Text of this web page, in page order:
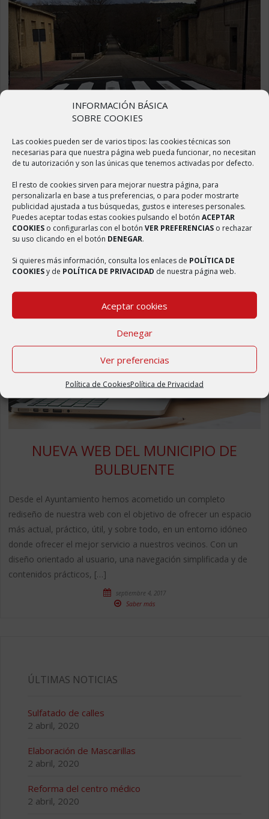
INFORMACIÓN BÁSICA
SOBRE COOKIES
Las cookies pueden ser de varios tipos: las cookies técnicas son
necesarias para que nuestra página web pueda funcionar, no necesitan
de tu autorización y son las únicas que tenemos activadas por defecto.
El resto de cookies sirven para mejorar nuestra página, para
personalizarla en base a tus preferencias, o para poder mostrarte
publicidad ajustada a tus búsquedas, gustos e intereses personales.
Puedes aceptar todas estas cookies pulsando el botón ACEPTAR
COOKIES o configurarlas con el botón VER PREFERENCIAS o rechazar
su uso clicando en el botón DENEGAR.
Si quieres más información, consulta los enlaces de POLÍTICA DE
COOKIESy de POLÍTICA DE PRIVACIDAD de nuestra página web.
Aceptar cookies
Denegar
Ver preferencias
Política de CookiesPolítica de Privacidad
BADÉN ELEVADO EN LA CARRETERA
DE AMBEL
abril 2, 2020
Saber más
NUEVA WEB DEL MUNICIPIO DE
BULBUENTE
Desde el Ayuntamiento hemos acometido un completo
rediseño de nuestra web con el objetivo de ofrecer un espacio
más actual, práctico, útil, y sobre todo, en un entorno idóneo
donde ofrecer el mejor servicio a nuestros vecinos. Con un
diseño orientado al usuario, una navegación simplificada y de
contenidos prácticos, […]
septiembre 4, 2017
Saber más
ÚLTIMAS NOTICIAS
Sulfatado de calles
2 abril, 2020
Elaboración de Mascarillas
2 abril, 2020
Reforma del centro médico
2 abril, 2020